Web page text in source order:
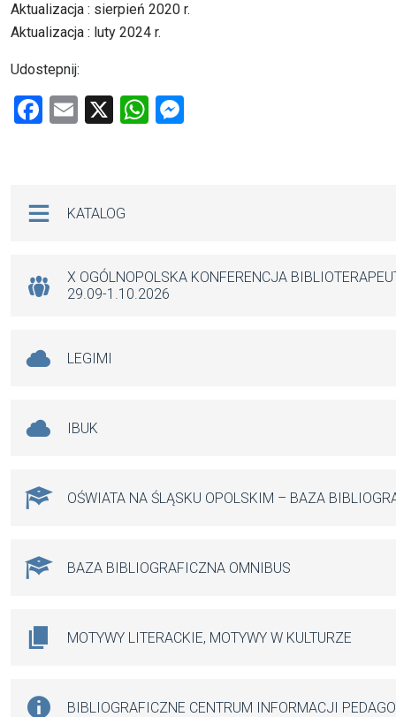
Aktualizacja : sierpień 2020 r.
Aktualizacja : luty 2024 r.
Udostepnij:
F
o
k
E
X
W
p
KATALOG
X OGÓLNOPOLSKA KONFERENCJA
29.09-1.10.2026
LEGIMI
IBUK
OŚWIATA NA ŚLĄSKU OPOLSKIM – BAZA
BAZA BIBLIOGRAFICZNA OMNIBUS
MOTYWY LITERACKIE, MOTYWY W KULTURZE
BIBLIOGRAFICZNE CENTRUM INFORMACJI